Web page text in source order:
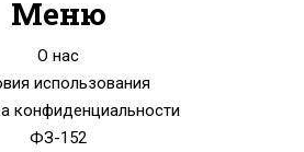
Меню
О нас
использования
конфиденциальности
ФЗ-152